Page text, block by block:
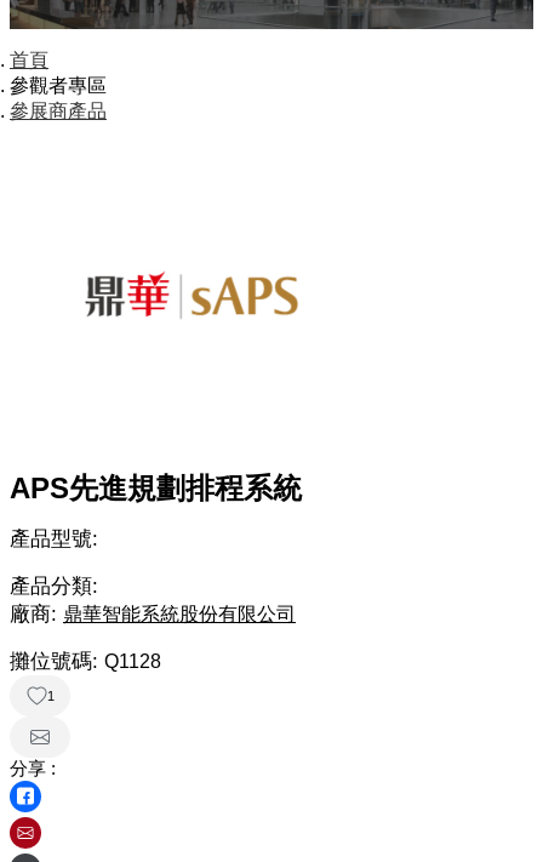
首頁
參觀者專區
參展商產品
APS先進規劃排程系統
產品型號:
產品分類:
廠商: 鼎華智能系統股份有限公司
攤位號碼: Q1128
1
分享 :